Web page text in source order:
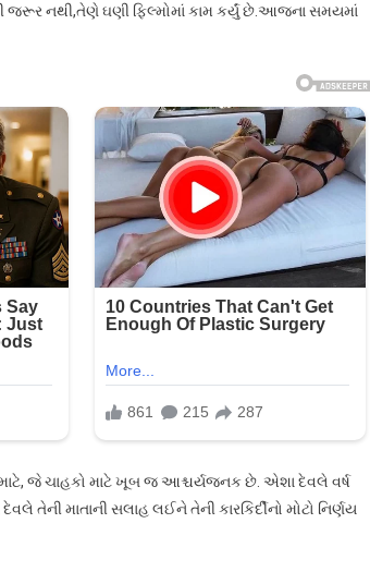
નથી,તેણે ઘણી ફિલ્મોમાં કામ કર્યું છે.આજના સમયમાં
જે ચાહકો માટે ખૂબ જ આશ્ચર્યજનક છે. એશા દેવલે વર્ષ
તેની માતાની સલાહ લઈને તેની કારકિર્દીનો મોટો નિર્ણય